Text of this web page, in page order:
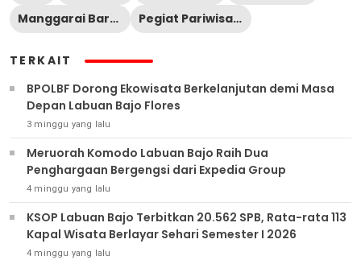
Manggarai Barat
Pegiat Pariwisata
TERKAIT
BPOLBF Dorong Ekowisata Berkelanjutan demi Masa
Depan Labuan Bajo Flores
3 minggu yang lalu
Meruorah Komodo Labuan Bajo Raih Dua
Penghargaan Bergengsi dari Expedia Group
4 minggu yang lalu
KSOP Labuan Bajo Terbitkan 20.562 SPB, Rata-rata 113
Kapal Wisata Berlayar Sehari Semester I 2026
4 minggu yang lalu